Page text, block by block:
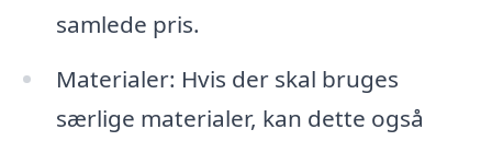
samlede pris.
Materialer: Hvis der skal bruges
særlige materialer, kan dette også